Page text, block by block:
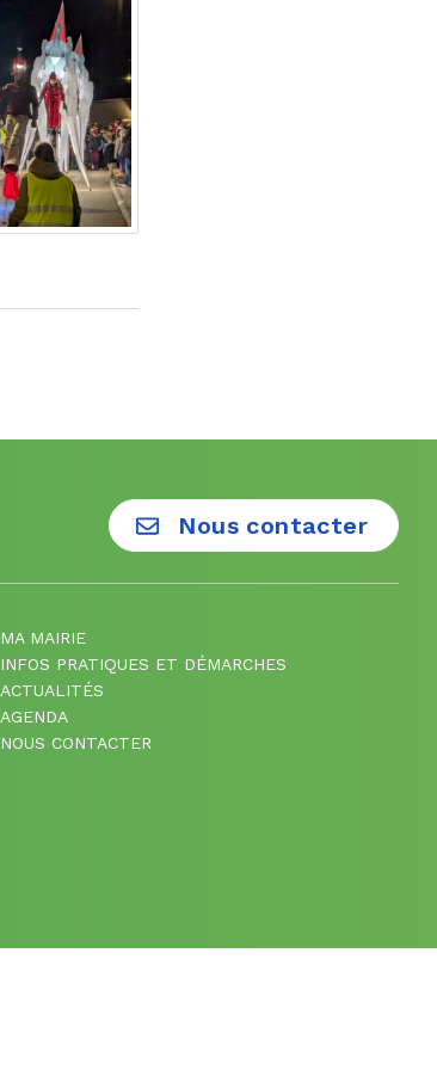
Nous contacter
MA MAIRIE
INFOS PRATIQUES ET DÉMARCHES
ACTUALITÉS
AGENDA
NOUS CONTACTER